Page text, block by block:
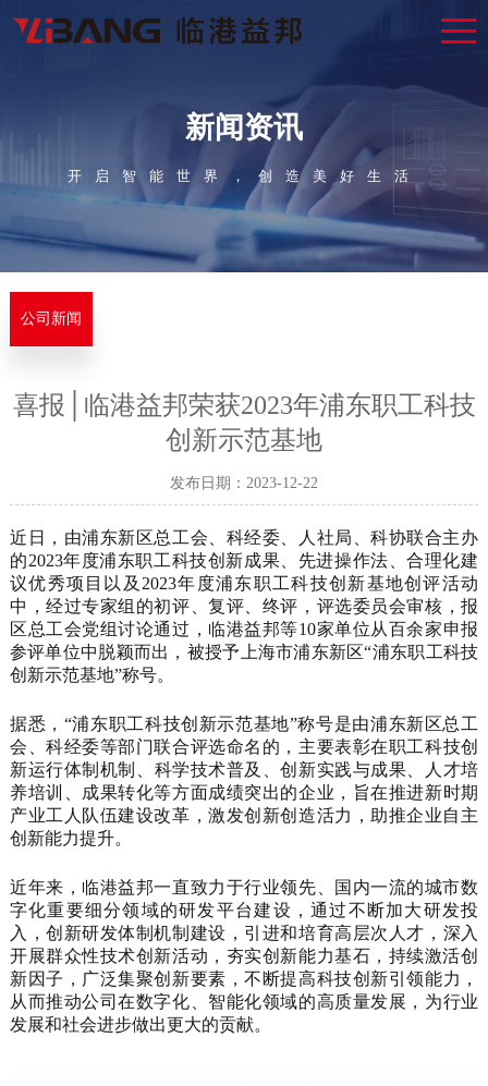
新闻资讯
开启智能世界，创造美好生活
公司新闻
喜报│临港益邦荣获2023年浦东职工科技
创新示范基地
发布日期：2023-12-22
近日，由浦东新区总工会、科经委、人社局、科协联合主办
的2023年度浦东职工科技创新成果、先进操作法、合理化建
议优秀项目以及2023年度浦东职工科技创新基地创评活动
中，经过专家组 的初评、复评、终评，评选委员会审核，报
区总工会党组讨论通过，临港益邦等10家单位从百余家申报
参评单位中脱颖而出， 被授予上海市浦东新区“浦东职工科技
创新示范基地”称号。
据悉 ， “浦东职工科技创新示范基地”称号是由浦东新区总工
会、科经委等部门联合评选命名 的，主要表彰在职工科技创
新运行体制机制
科学技术普及、创新实践与成果、人才培
养培训、成果转化等方面成绩突出的企业， 旨在推进新时期
产业工人队伍建设改革，激发创新创造活力，助推企业自主
创新能力提升。
近年来， 临港益邦一直致力于行业领先、国内一流的城市数
字化重要细分领域的研发平台建设，通过不断加大研发投
入，创新研发体制机制建设， 引进和培育高层次人才，深入
开展群众性技术创新活动，夯实创新能力基石，持续激活创
新因子，广泛集聚创新要素，不断提高科技创新引领能力，
从而推动公司在数字化、智能化领域的高质量发展，为行业
发展和社会进步做出更大的贡献。